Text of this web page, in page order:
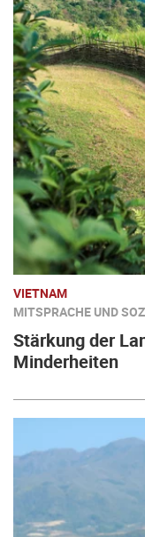
VIETNAM
MITSPRACHE UND
Stärkung der
Minderheiten